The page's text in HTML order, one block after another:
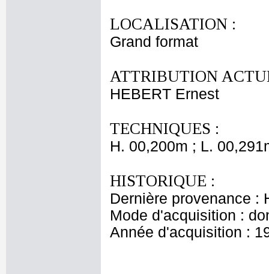
LOCALISATION :
Grand format
ATTRIBUTION
HEBERT Ernest
TECHNIQUES :
H. 00,200m ; L.
HISTORIQUE :
Dernière provenance :
Mode d'acquisition :
Année d'acquisition :